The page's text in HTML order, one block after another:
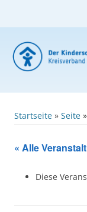
Startseite » Seite »
« Alle
Diese